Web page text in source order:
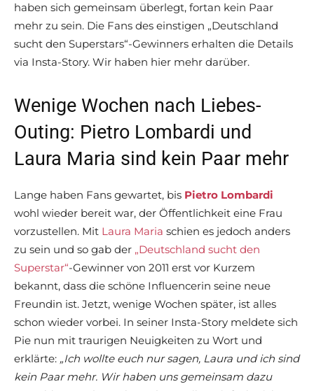
haben sich gemeinsam überlegt, fortan kein Paar
mehr zu sein. Die Fans des einstigen „Deutschland
sucht den Superstars“-Gewinners erhalten die Details
via Insta-Story. Wir haben hier mehr darüber.
Wenige Wochen nach Liebes-
Outing: Pietro Lombardi und
Laura Maria sind kein Paar mehr
Lange haben Fans gewartet, bis Pietro Lombardi
wohl wieder bereit war, der Öffentlichkeit eine Frau
vorzustellen. Mit Laura Maria schien es jedoch anders
zu sein und so gab der „Deutschland sucht den
Superstar“-Gewinner von 2011 erst vor Kurzem
bekannt, dass die schöne Influencerin seine neue
Freundin ist. Jetzt, wenige Wochen später, ist alles
schon wieder vorbei. In seiner Insta-Story meldete sich
Pie nun mit traurigen Neuigkeiten zu Wort und
erklärte: „Ich wollte euch nur sagen, Laura und ich sind
kein Paar mehr. Wir haben uns gemeinsam dazu